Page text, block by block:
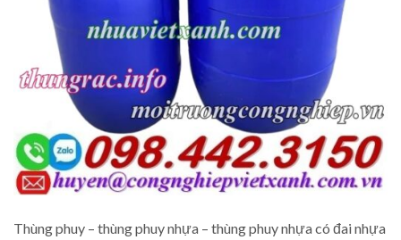
Thùng phuy – thùng phuy nhựa – thùng phuy nhựa có đai nhựa